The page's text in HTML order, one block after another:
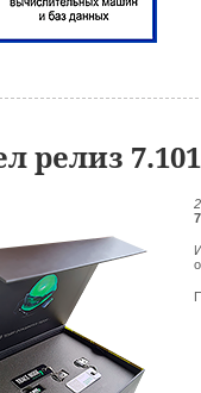
релиз 7.101